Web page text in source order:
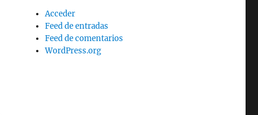
Acceder
Feed de entradas
Feed de comentarios
WordPress.org